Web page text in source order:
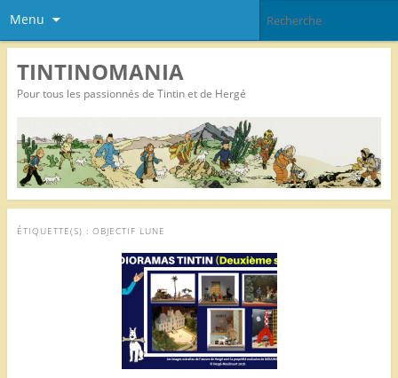
Menu
TINTINOMANIA
Pour tous les passionnés de Tintin et de Hergé
ÉTIQUETTE(S) : OBJECTIF LUNE